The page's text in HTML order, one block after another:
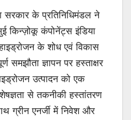
सरकार के प्रतिनिधिमंडल ने
किन्ज़ोकू कंपोनेंट्स इंडिया
के शोध एवं विकास
समझौता ज्ञापन पर हस्ताक्षर
उत्पादन को एक
से तकनीकी हस्तांतरण
ग्रीन एनर्जी में निवेश और